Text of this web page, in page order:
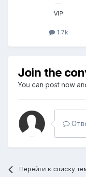
VIP
1.7k
Join the
You can post now
Перейти к списку